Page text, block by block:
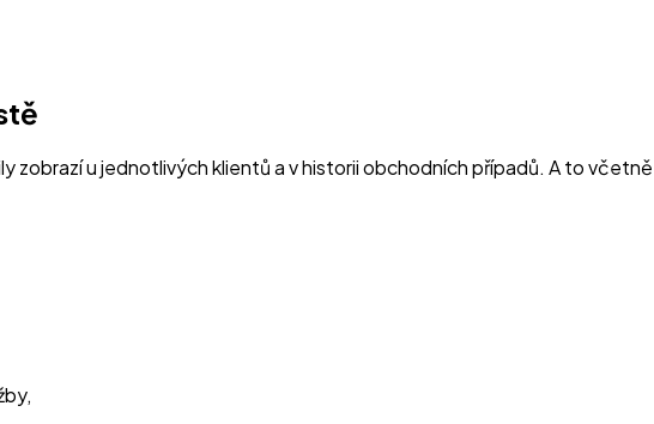
zobrazí u jednotlivých klientů a v historii obchodních případů. A to